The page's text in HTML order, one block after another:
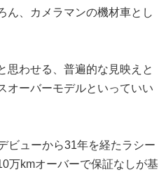
ん、カメラマンの機材車とし
思わせる、普遍的な見映えと
オーバーモデルといっていい
ビューから31年を経たラシー
万kmオーバーで保証なしが基